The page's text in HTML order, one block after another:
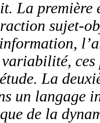
La
sujet-
ces
La
un langage
de la